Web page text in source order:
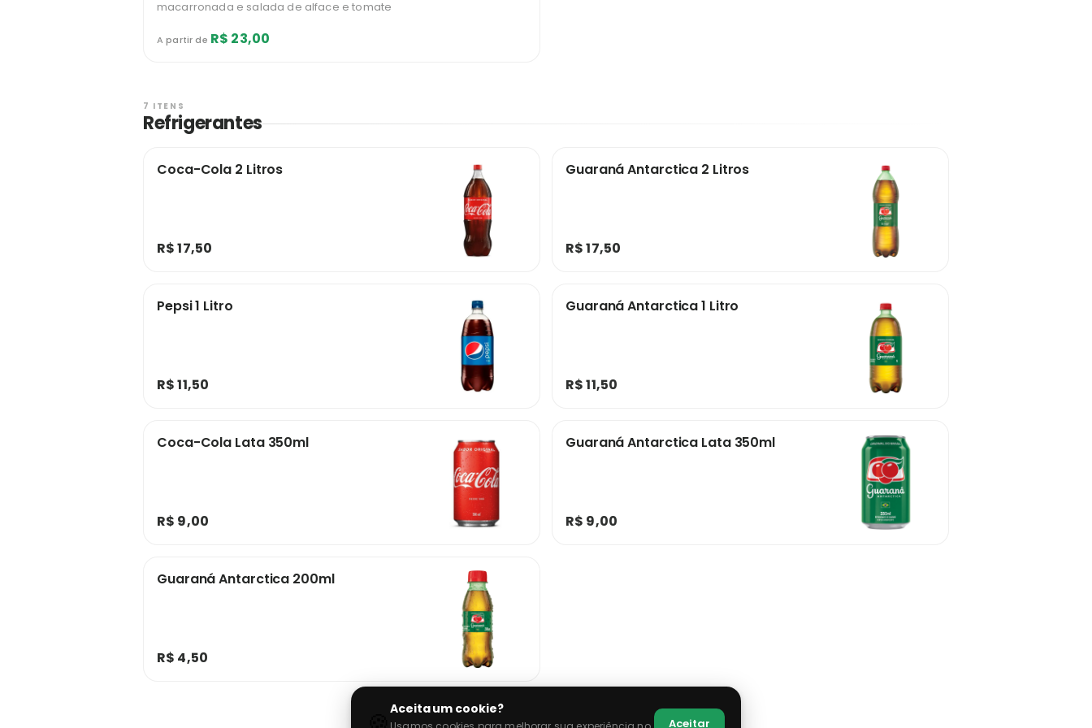
macarronada e salada de alface e tomate
A partir de R$ 23,00
7 ITENS
Refrigerantes
Coca-Cola 2 Litros
R$ 17,50
Guaraná Antarctica 2 Litros
R$ 17,50
Pepsi 1 Litro
R$ 11,50
Guaraná Antarctica 1 Litro
R$ 11,50
Coca-Cola Lata 350ml
R$ 9,00
Guaraná Antarctica Lata 350ml
R$ 9,00
Guaraná Antarctica 200ml
R$ 4,50
Aceita um cookie?
Aceitar